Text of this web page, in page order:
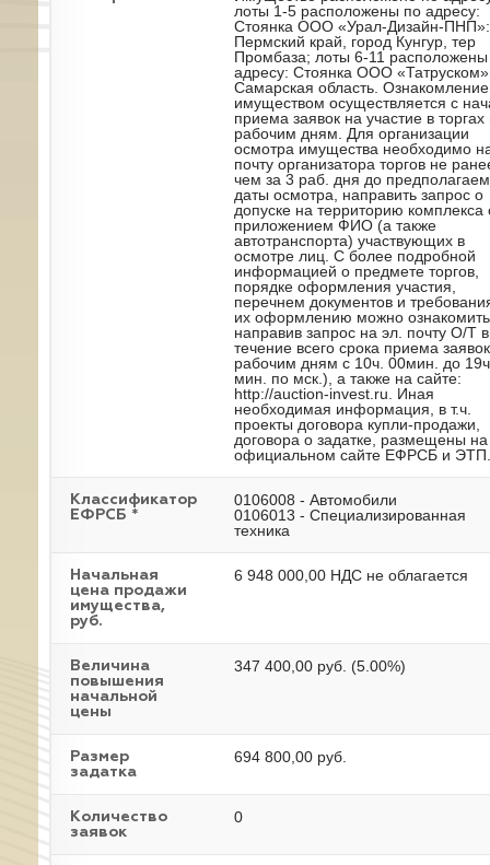
лоты 1-5 расположены по адресу:
Стоянка ООО «Урал-Дизайн-ПНП»:
Пермский край, город Кунгур, тер
Промбаза; лоты 6-11
адресу: Стоянка ООО
Самарская область.
имуществом осуществляется с
приема заявок на участие в торгах
рабочим дням. Для организации
осмотра имущества необходимо
почту организатора торгов не
чем за 3 раб. дня до
даты осмотра, направить запрос о
допуске на территорию комплекса
приложением ФИО (а также
автотранспорта) участвующих в
осмотре лиц. С более подробной
информацией о предмете торгов,
порядке оформления участия,
перечнем документов и
их оформлению можно
направив запрос на эл. почту О/Т в
течение всего срока приема
рабочим дням с 10ч. 00мин. до
мин. по мск.), а также на сайте:
http://auction-invest.ru. Иная
необходимая информация, в т.ч.
проекты договора купли-продажи,
договора о задатке, размещены на
официальном сайте ЕФРСБ и ЭТП.
Классификатор
ЕФРСБ *
0106008 - Автомобили
0106013 - Специализированная
техника
Начальная
цена продажи
имущества,
руб.
6 948 000,00 НДС не облагается
Величина
повышения
начальной
цены
347 400,00 руб. (5.00%)
Размер
задатка
694 800,00 руб.
Количество
заявок
0